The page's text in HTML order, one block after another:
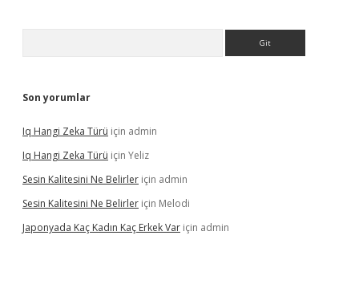
Son yorumlar
Iq Hangi Zeka Türü için admin
Iq Hangi Zeka Türü için Yeliz
Sesin Kalitesini Ne Belirler için admin
Sesin Kalitesini Ne Belirler için Melodi
Japonyada Kaç Kadın Kaç Erkek Var için admin